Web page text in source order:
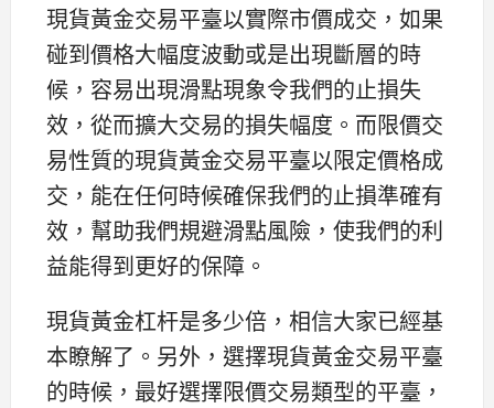
現貨黃金交易平臺以實際市價成交，如果
碰到價格大幅度波動或是出現斷層的時
候，容易出現滑點現象令我們的止損失
效，從而擴大交易的損失幅度。而限價交
易性質的現貨黃金交易平臺以限定價格成
交，能在任何時候確保我們的止損準確有
效，幫助我們規避滑點風險，使我們的利
益能得到更好的保障。
現貨黃金杠杆是多少倍，相信大家已經基
本瞭解了。另外，選擇現貨黃金交易平臺
的時候，最好選擇限價交易類型的平臺，